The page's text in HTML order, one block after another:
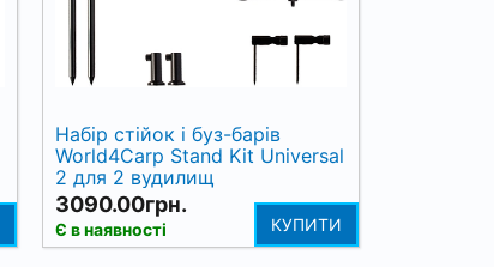
Набір стійок і буз-барів
World4Carp Stand Kit Universal
2 для 2 вудилищ
3090.00грн.
Є в наявності КУПИТИ